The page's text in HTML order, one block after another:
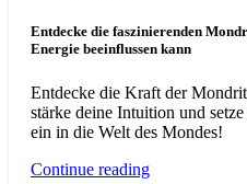
Entdecke die faszinierenden
Energie beeinflussen kann
Entdecke die Kraft der
stärke deine Intuition und
ein in die Welt des Mondes!
Continue reading